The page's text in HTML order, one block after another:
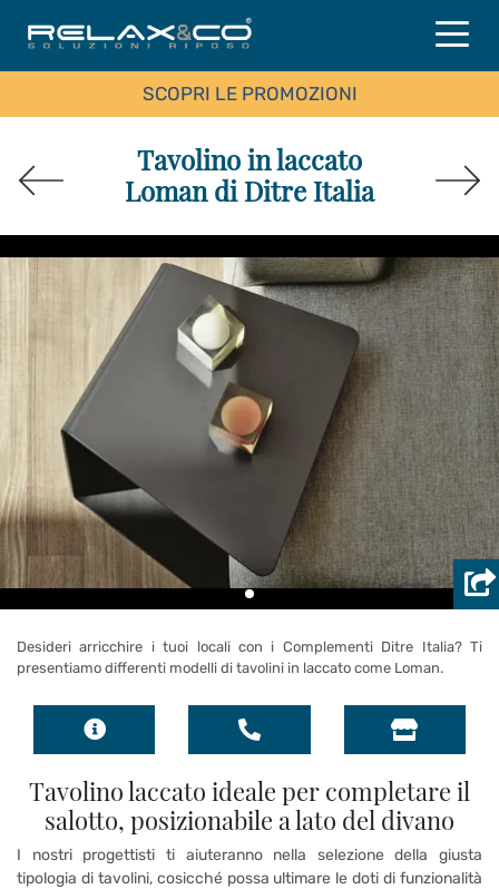
SCOPRI LE PROMOZIONI
Tavolino in laccato
Loman di Ditre Italia
Tavolino laccato ideale per completare il
salotto, posizionabile a lato del divano
I nostri progettisti ti aiuteranno nella selezione della giusta
tipologia di tavolini, cosicché possa ultimare le doti di funzionalità
Desideri arricchire i tuoi locali con i Complementi Ditre Italia? Ti
presentiamo differenti modelli di tavolini in laccato come Loman.